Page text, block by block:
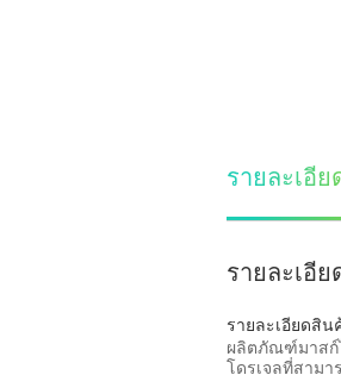
รายละเอี
รายละเอี
รายละเอียดสิน
ผลิตภัณฑ์มาสก์
โดรเจลที่สาม